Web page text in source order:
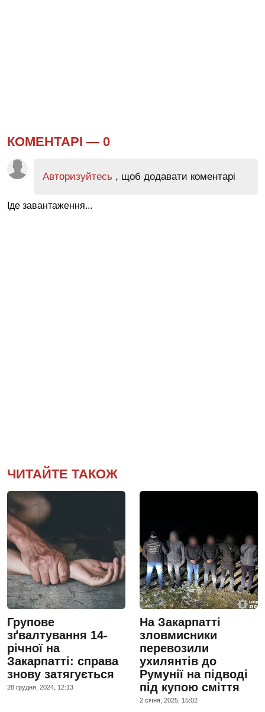
КОМЕНТАРІ — 0
Авторизуйтесь , щоб додавати коментарі
Іде завантаження...
ЧИТАЙТЕ ТАКОЖ
Групове
зґвалтування 14-
річної на
Закарпатті: справа
знову затягується
28 грудня, 2024, 12:13
На Закарпатті
зловмисники
перевозили
ухилянтів до
Румунії на підводі
під купою сміття
2 сiчня, 2025, 15:02